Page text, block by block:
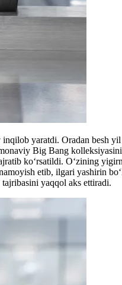
yaratdi. Oradan besh
Big Bang
ko‘rsatildi. O‘zining
etib, ilgari yashirin
yaqqol aks ettiradi.